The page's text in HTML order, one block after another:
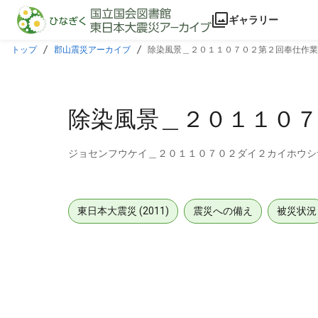
本文に飛ぶ
ギャラリー
トップ 郡山震災アーカイブ 除染風景＿２０１１０７０２第２回奉仕作業
除染風景＿２０１１０７
ジョセンフウケイ＿２０１１０７０２ダイ２カイホウシ
東日本大震災 (2011) 震災への備え 被災状況